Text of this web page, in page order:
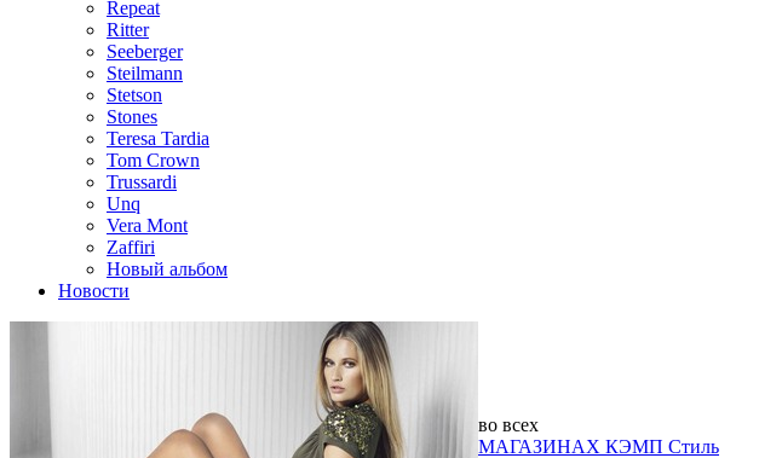
Repeat
Ritter
Seeberger
Steilmann
Stetson
Stones
Teresa Tardia
Tom Crown
Trussardi
Unq
Vera Mont
Zaffiri
Новый альбом
Новости
во всех
МАГАЗИНАХ КЭМП Стиль